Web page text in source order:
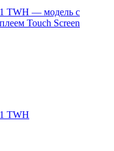
TWH — модель с
Touch Screen
TWH